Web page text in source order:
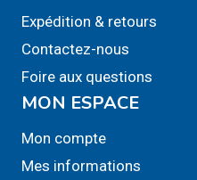
Expédition & retours
Contactez-nous
Foire aux questions
MON ESPACE
Mon compte
Mes informations